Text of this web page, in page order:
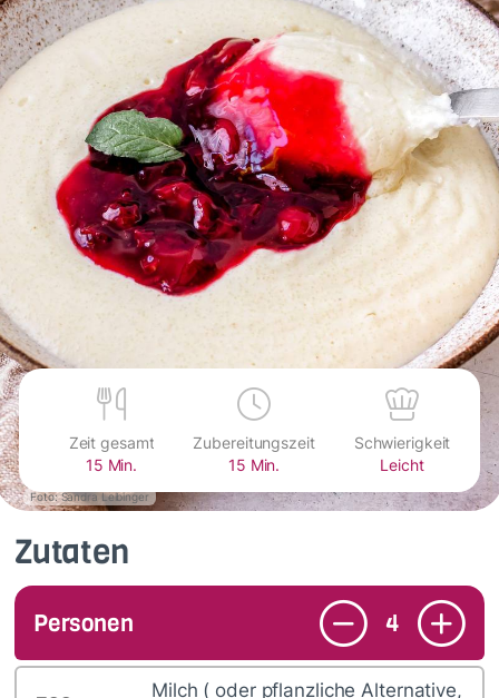
Foto: Sandra Leibinger
Zeit gesamt
15 Min.
Zubereitungszeit
15 Min.
Schwierigkeit
Leicht
Zutaten
Personen 4
Milch ( oder pflanzliche Alternative,